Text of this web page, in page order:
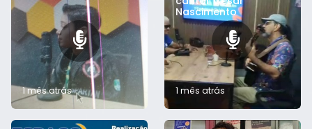
1 mês atrás
Nascimento
1 mês atrás